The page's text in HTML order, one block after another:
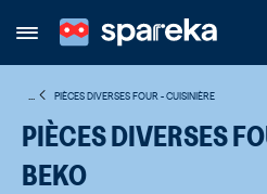
PIÈCES DIVERSES FOUR - CUISINIÈRE
PIÈCES DIVERSES
BEKO